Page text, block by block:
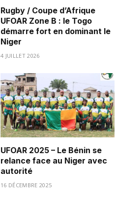
Rugby / Coupe d’Afrique
UFOAR Zone B : le Togo
démarre fort en dominant le
Niger
4 JUILLET 2026
UFOAR 2025 – Le Bénin se
relance face au Niger avec
autorité
16 DÉCEMBRE 2025